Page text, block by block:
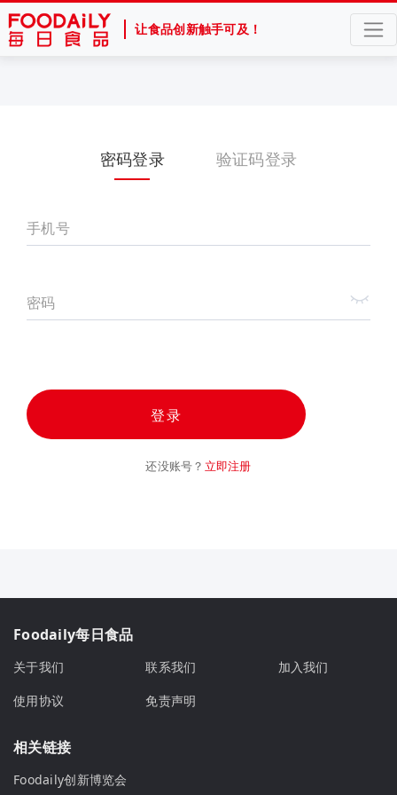
让食品创新触手可及！
密码登录 验证码登录
手机号
密码
登录
还没账号？ 立即注册
Foodaily每日食品
关于我们 联系我们
加入我们
使用协议
免责声明
相关链接
Foodaily创新博览会